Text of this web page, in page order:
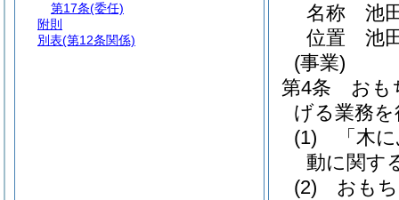
名称 池
位置 池
(事業)
第4条
おも
げる業務
(1)
「木
動に関す
(2)
おも
第17条(委任)
附則
別表(第12条関係)